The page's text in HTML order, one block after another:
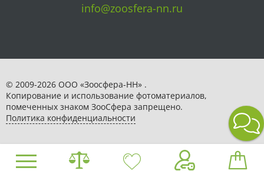
info@zoosfera-nn.ru
© 2009-2026 ООО «Зоосфера-НН» .
Копирование и использование фотоматериалов,
помеченных знаком ЗooСфера запрещено.
Политика конфиденциальности